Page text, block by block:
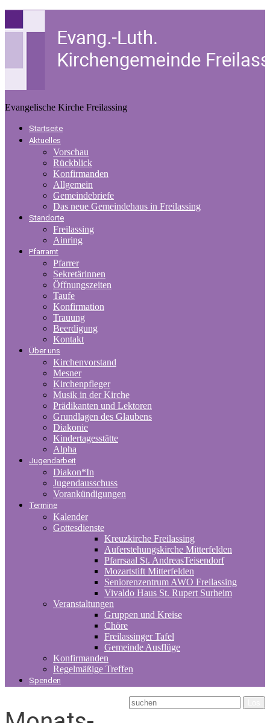
Evangelische Kirche Freilassing
Startseite
Aktuelles
Vorschau
Rückblick
Konfirmanden
Allgemein
Gemeindebriefe
Das neue Gemeindehaus in Freilassing
Standorte
Freilassing
Ainring
Pfarramt
Pfarrer
Sekretärinnen
Öffnungszeiten
Taufe
Konfirmation
Trauung
Beerdigung
Kontakt
Über uns
Kirchenvorstand
Mesner
Kirchenpfleger
Musik in der Kirche
Prädikanten und Lektoren
Grundlagen des Glaubens
Diakonie
Kindertagesstätte
Alpha
Jugendarbeit
Diakon*In
Jugendausschuss
Vorankündigungen
Termine
Kalender
Gottesdienste
Kreuzkirche Freilassing
Auferstehungskirche Mitterfelden
Pfarrsaal St. AndreasTeisendorf
Mozartstift Mitterfelden
Seniorenzentrum AWO Freilassing
Vivaldo Haus St. Rupert Surheim
Veranstaltungen
Gruppen und Kreise
Chöre
Freilassinger Tafel
Gemeinde Ausflüge
Konfirmanden
Regelmäßige Treffen
Spenden